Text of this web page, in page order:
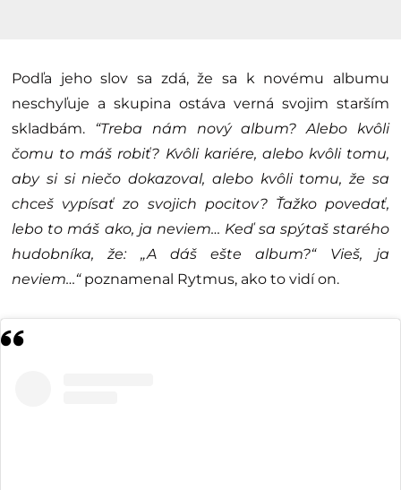
Podľa jeho slov sa zdá, že sa k novému albumu
neschyľuje a skupina ostáva verná svojim starším
skladbám. “Treba nám nový album? Alebo kvôli
čomu to máš robiť? Kvôli kariére, alebo kvôli tomu,
aby si si niečo dokazoval, alebo kvôli tomu, že sa
chceš vypísať zo svojich pocitov? Ťažko povedať,
lebo to máš ako, ja neviem… Keď sa spýtaš starého
hudobníka, že: „A dáš ešte album?“ Vieš, ja
neviem…“poznamenal Rytmus, ako to vidí on.